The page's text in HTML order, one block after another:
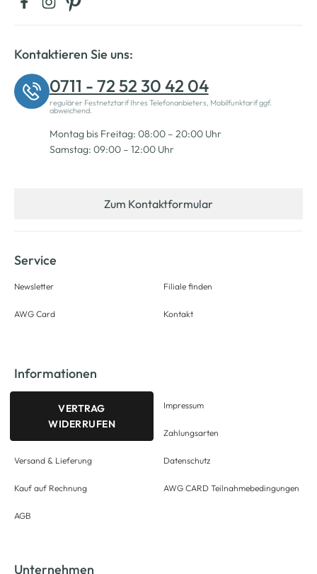
Kontaktieren Sie uns:
0711 - 72 52 30 42 04
regulärer Festnetztarif Ihres Telefonanbieters, Mobilfunktarif ggf.
abweichend.
Montag bis Freitag: 08:00 – 20:00 Uhr
Samstag: 09:00 – 12:00 Uhr
Zum Kontaktformular
Service
Newsletter
AWG Card
Filiale finden
Kontakt
Informationen
VERTRAG
WIDERRUFEN
Versand & Lieferung
Kauf auf Rechnung
AGB
Impressum
Zahlungsarten
Datenschutz
AWG CARD Teilnahmebedingungen
Unternehmen